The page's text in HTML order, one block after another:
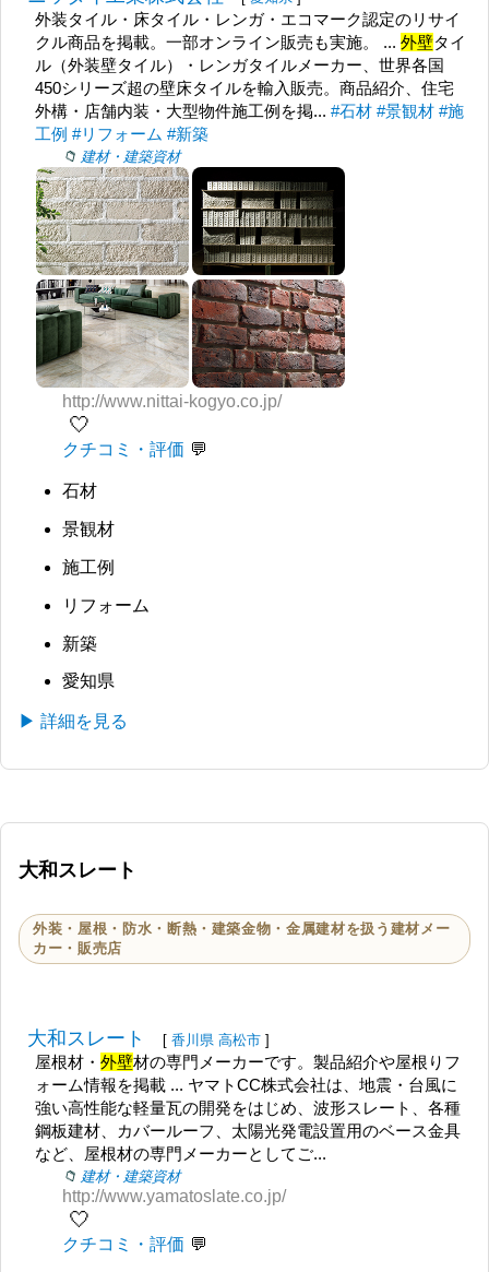
外装タイル・床タイル・レンガ・エコマーク認定のリサイ
クル商品を掲載。一部オンライン販売も実施。 ...外壁タイ
ル（外装壁タイル）・レンガタイルメーカー、世界各国
450シリーズ超の壁床タイルを輸入販売。商品紹介、住宅
外構・店舗内装・大型物件施工例を掲...#石材 #景観材 #施
工例 #リフォーム #新築
建材・建築資材
http://www.nittai-kogyo.co.jp/
🤍
クチコミ・評価
石材
景観材
施工例
リフォーム
新築
愛知県
▶ 詳細を見る
大和スレート
外装・屋根・防水・断熱・建築金物・金属建材を扱う建材メー
カー・販売店
大和スレート [ 香川県 高松市 ]
屋根材・外壁材の専門メーカーです。製品紹介や屋根りフ
ォーム情報を掲載 ... ヤマトCC株式会社は、地震・台風に
強い高性能な軽量瓦の開発をはじめ、波形スレート、各種
鋼板建材、カバールーフ、太陽光発電設置用のベース金具
など、屋根材の専門メーカーとしてご...
建材・建築資材
http://www.yamatoslate.co.jp/
🤍
クチコミ・評価